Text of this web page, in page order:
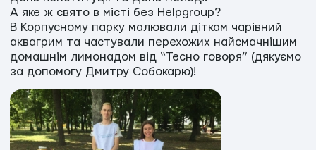
А яке ж свято в місті без Helpgroup?
В Корпусному парку малювали діткам чарівний
аквагрим та частували перехожих найсмачнішим
домашнім лимонадом від “Тесно говоря” (дякуємо
за допомогу Дмитру Собокарю)!